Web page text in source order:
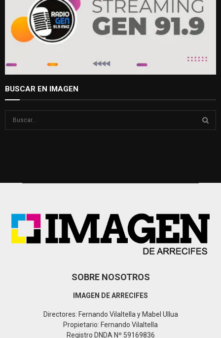
BUSCAR EN IMAGEN
SOBRE NOSOTROS
IMAGEN DE ARRECIFES
Directores: Fernando Vilaltella y Mabel Ullua
Propietario: Fernando Vilaltella
Registro DNDA Nº 59169836